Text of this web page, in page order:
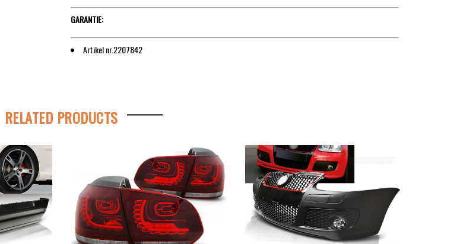
GARANTIE:
Artikel nr.2207842
RELATED PRODUCTS